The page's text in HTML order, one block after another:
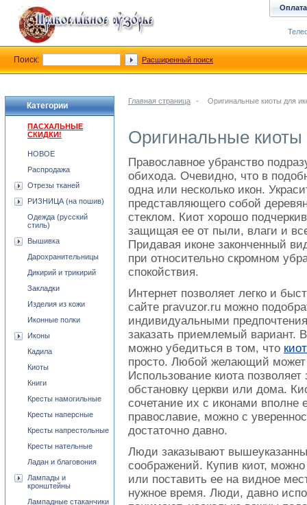
Главная страница - Оригинальные киоты для
Оригинальные киоты
Православное убранство
обихода. Очевидно, что в
одна или несколько икон.
представляющего собой
стеклом. Киот хорошо
защищая ее от пыли, влаги и
Придавая иконе законченный
при относительно скромном
спокойствия.
Интернет позволяет легко и
сайте pravuzor.ru можно
индивидуальными
заказать приемлемый вариант.
можно убедиться в том, что
просто. Любой желающий может
Использование киота
обстановку церкви или дома.
сочетание их с иконами вполне
православие, можно с
достаточно давно.
Люди заказывают
соображений. Купив киот,
или поставить ее на видное
нужное время. Люди, давно
Категории
ПАСХАЛЬНЫЕ
СКИДКИ!
НОВОЕ
Распродажа
Отрезы тканей
РИЗНИЦА (на пошив)
Одежда (русский
стиль)
Вышивка
Дарохранительницы
Дикирий и трикирий
Закладки
Изделия из кожи
Иконные полки
Иконы
Кадила
Киоты
Книги
Кресты намогильные
Кресты наперсные
Кресты напрестольные
Кресты нательные
Ладан и благовония
Лампады и
кронштейны
Лампадные стаканчики
Оплата
Поиск: Расширенный поиск